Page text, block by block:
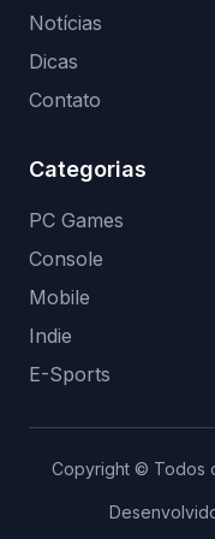
Notícias
Dicas
Contato
Categorias
PC Games
Console
Mobile
Indie
E-Sports
Copyright © Todos